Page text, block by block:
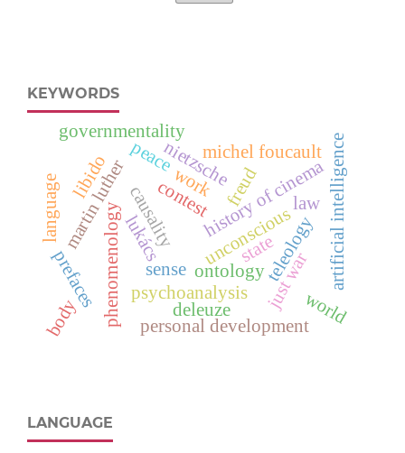
KEYWORDS
lukács
ontology
work
causality teleology
phenomenology
history of cinemaartificial intelligence
just war
martin luther freud
psychoanalysis
libido
unconscious
contest
nietzsche
personal development
deleuze
prefaces
language
sense
body
michel foucault
state
governmentality
world
peace
law
LANGUAGE